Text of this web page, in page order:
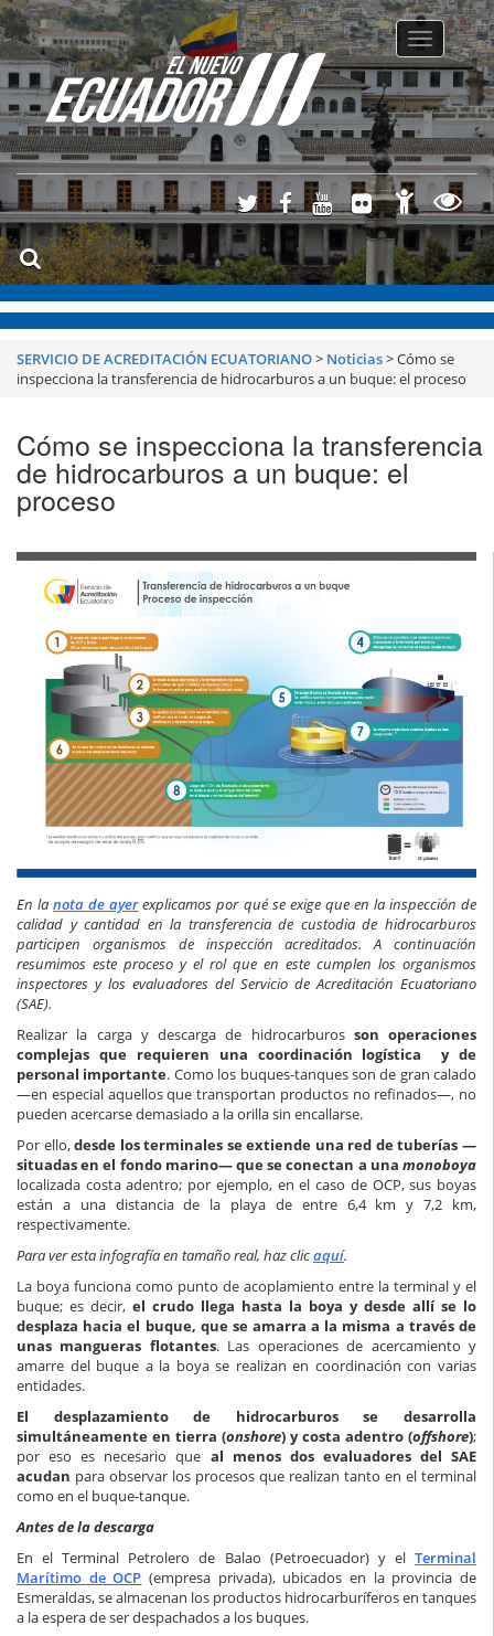
Toggle
SERVICIO DE ACREDITACIÓN ECUATORIANO> Noticias>Cómo se
inspecciona la transferencia de hidrocarburos a un buque: el proceso
Cómo se inspecciona la transferencia
de hidrocarburos a un buque: el
proceso
En lanota de ayer explicamos por qué se exige que en la inspección de
calidad y cantidad en la transferencia de custodia de hidrocarburos
participen organismos de inspección acreditados. A continuación
resumimos este proceso y el rol que en este cumplen los organismos
inspectores y los evaluadores del Servicio de Acreditación Ecuatoriano
(SAE).
Realizar la carga y descarga de hidrocarburos son operaciones
complejas que requieren una coordinación logística y de
personal importante. Como los buques-tanques son de gran calado
—en especial aquellos que transportan productos no refinados—, no
pueden acercarse demasiado a la orilla sin encallarse.
Por ello,desde los terminales se extiende una red de tuberías —
situadas en el fondo marino— que se conectan a una monoboya
localizada costa adentro; por ejemplo, en el caso de OCP, sus boyas
están a una distancia de la playa de entre 6,4 km y 7,2 km,
respectivamente.
Para ver esta infografía en tamaño real, haz clicaquí.
La boya funciona como punto de acoplamiento entre la terminal y el
buque; es decir, el crudo llega hasta la boya y desde allí se lo
desplaza hacia el buque, que se amarra a la misma a través de
unas mangueras flotantes. Las operaciones de acercamiento y
amarre del buque a la boya se realizan en coordinación con varias
entidades.
El desplazamiento de hidrocarburos se desarrolla
simultáneamente en tierra (onshore) y costa adentro (offshore);
por eso es necesario que al menos dos evaluadores del SAE
acudan para observar los procesos que realizan tanto en el terminal
como en el buque-tanque.
Antes de la descarga
En el Terminal Petrolero de Balao (Petroecuador) y el Terminal
Marítimo de OCP (empresa privada), ubicados en la provincia de
Esmeraldas, se almacenan los productos hidrocarburíferos en tanques
a la espera de ser despachados a los buques.